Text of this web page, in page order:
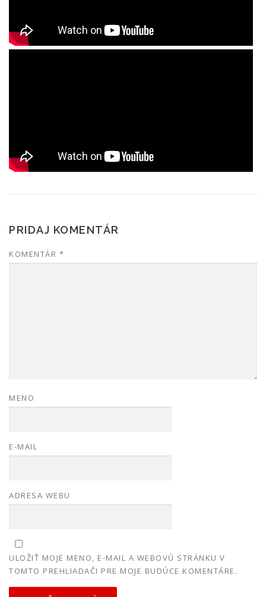
PRIDAJ KOMENTÁR
KOMENTÁR *
MENO
E-MAIL
ADRESA WEBU
ULOŽIŤ MOJE MENO, E-MAIL A WEBOVÚ STRÁNKU V
TOMTO PREHLIADAČI PRE MOJE BUDÚCE KOMENTÁRE.